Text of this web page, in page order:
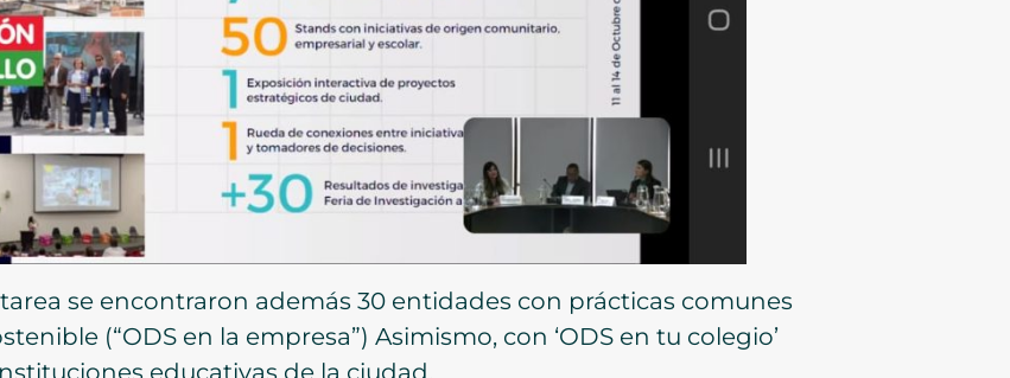
se encontraron además 30 entidades con prácticas comunes
(“ODS en la empresa”) Asimismo, con ‘ODS en tu colegio’